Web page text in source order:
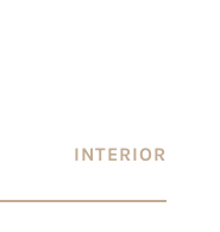
INTERIOR